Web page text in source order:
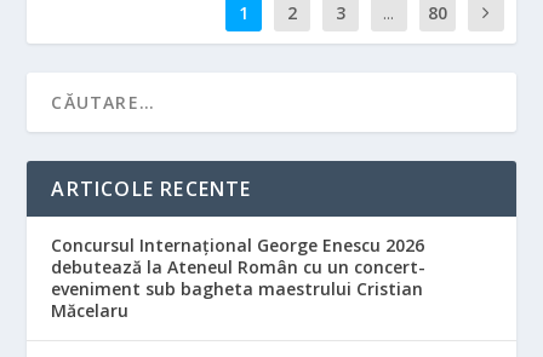
1 2 3 ... 80
ARTICOLE RECENTE
Concursul Internațional George Enescu 2026
debutează la Ateneul Român cu un concert-
eveniment sub bagheta maestrului Cristian
Măcelaru